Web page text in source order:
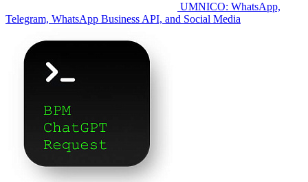
UMNICO: WhatsApp,
Telegram, WhatsApp Business API, and Social Media